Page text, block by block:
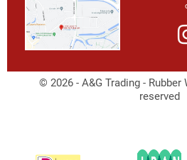
© 2026 - A&G Trading -
reserved